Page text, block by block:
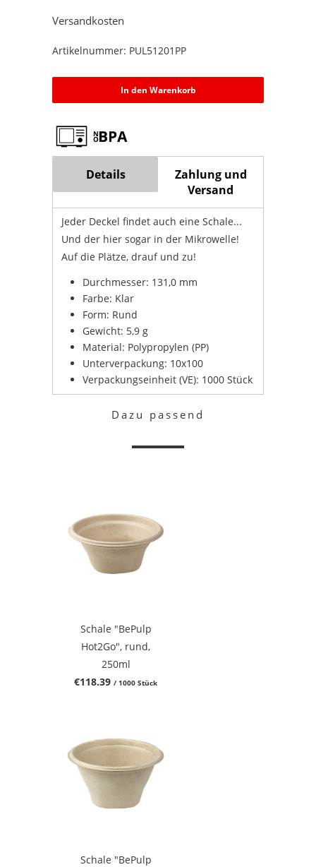
Versandkosten
Artikelnummer: PUL51201PP
In den Warenkorb
Details
Zahlung und
Versand
Jeder Deckel findet auch eine Schale...
Und der hier sogar in der Mikrowelle!
Auf die Plätze, drauf und zu!
Durchmesser: 131,0 mm
Farbe: Klar
Form: Rund
Gewicht: 5,9 g
Material: Polypropylen (PP)
Unterverpackung: 10x100
Verpackungseinheit (VE): 1000 Stück
Dazu passend
Schale "BePulp
Hot2Go", rund,
250ml
€118.39 / 1000 Stück
Schale "BePulp